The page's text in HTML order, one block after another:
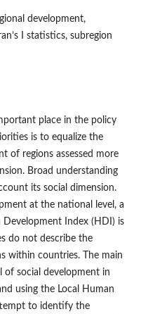
development,
I statistics, subregion
place in the policy
is to equalize the
of regions assessed more
Broad understanding
its social dimension.
at the national level, a
Index (HDI) is
do not describe the
within countries. The main
of social development in
using the Local Human
to identify the